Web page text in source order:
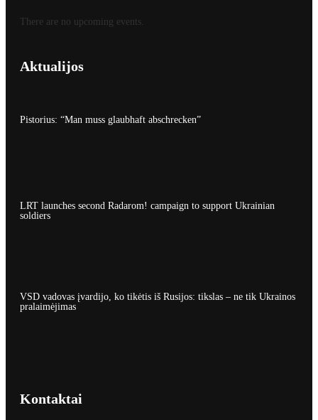
There are no upcoming events.
Aktualijos
Pistorius: “Man muss glaubhaft abschrecken”
LRT launches second Radarom! campaign to support Ukrainian
soldiers
VSD vadovas įvardijo, ko tikėtis iš Rusijos: tikslas – ne tik Ukrainos
pralaimėjimas
Kontaktai